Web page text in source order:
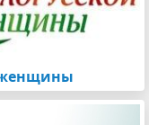
женщины